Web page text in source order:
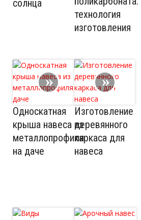
солнца
технология
изготовления
Односкатная
крыша навеса из
металлопрофиля
на даче
Изготовление
деревянного
каркаса для
навеса